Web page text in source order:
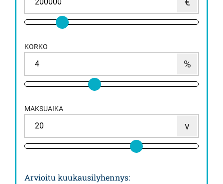
KORKO
MAKSUAIKA
Arvioitu kuukausilyhennys: